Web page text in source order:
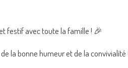
festif avec toute la famille ! 🎉
la bonne humeur et de la convivialité